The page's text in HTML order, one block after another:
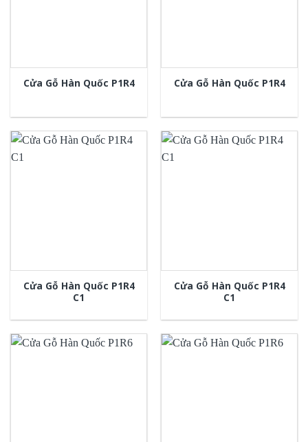
Cửa Gỗ Hàn Quốc P1R4 Cửa Gỗ Hàn Quốc P1R4
Cửa Gỗ Hàn Quốc P1R4
C1
Cửa Gỗ Hàn Quốc P1R4
C1